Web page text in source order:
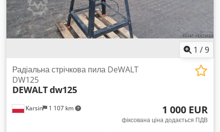
1 /9
Karsin 1 107 km
Радіальна стрічкова пила DeWALT
DW125
DEWALTdw125
1 000 EUR
фіксована ціна додається ПДВ